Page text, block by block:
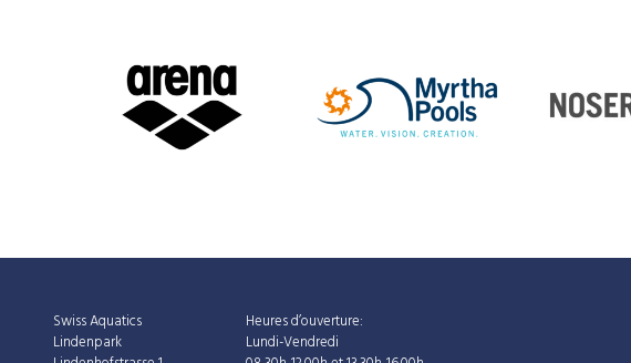
Swiss Aquatics
Lindenpark
Heures d’ouverture:
Lundi-Vendredi